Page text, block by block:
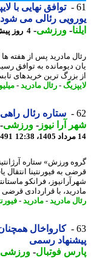
رئالی می شود
-ورزشی-4 روز پیش - چهارشنبه 14 مرداد 1405، 20:47
مادرید پس از هفته ها
ترین خریدهای
-رئال مادرید- میلیون-
ستاره رئال راهی
آرا نیوز-ورزشی-
4
ورزش» ستاره آرژانتینی
به فیورنتینا انتقال
با قراردادی قرضی
مادرید- مادرید- فیورنتینا -
کارواخال همچنان در
رسمی
فوتبال-ورزشی-